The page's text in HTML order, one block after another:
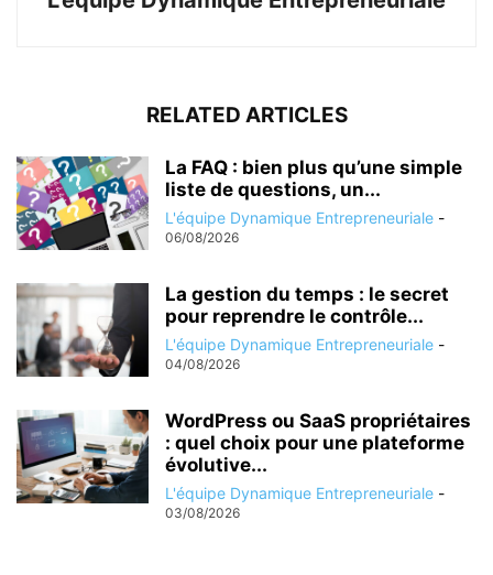
RELATED ARTICLES
La FAQ : bien plus qu’une simple
liste de questions, un...
L'équipe Dynamique Entrepreneuriale -
06/08/2026
La gestion du temps : le secret
pour reprendre le contrôle...
L'équipe Dynamique Entrepreneuriale -
04/08/2026
WordPress ou SaaS propriétaires
: quel choix pour une plateforme
évolutive...
L'équipe Dynamique Entrepreneuriale -
03/08/2026